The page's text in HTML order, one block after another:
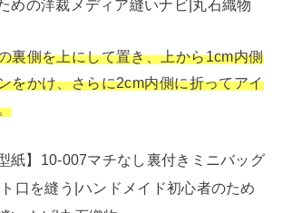
裏側を上にして置き、上から1cm内側
をかけ、さらに2cm内側に折ってアイ